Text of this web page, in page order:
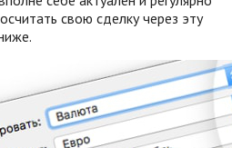
свою сделку через эту